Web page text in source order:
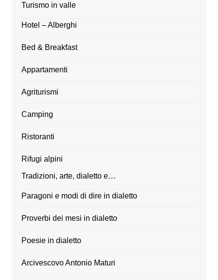
Turismo in valle
Hotel – Alberghi
Bed & Breakfast
Appartamenti
Agriturismi
Camping
Ristoranti
Rifugi alpini
Tradizioni, arte, dialetto e…
Paragoni e modi di dire in dialetto
Proverbi dei mesi in dialetto
Poesie in dialetto
Arcivescovo Antonio Maturi